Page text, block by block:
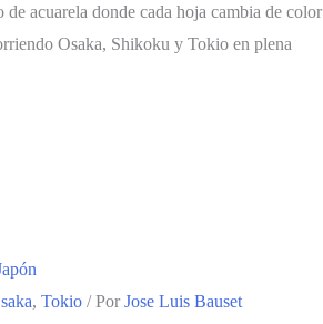
acuarela donde cada hoja cambia de color
Osaka, Shikoku y Tokio en plena
, Tokio / Por Jose Luis Bauset